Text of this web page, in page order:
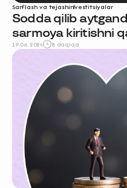
Sarflash va tejashinvestitsiyalar
Sodda qilib
sarmoya kiritishni
19.06.2024 8 daqiqa